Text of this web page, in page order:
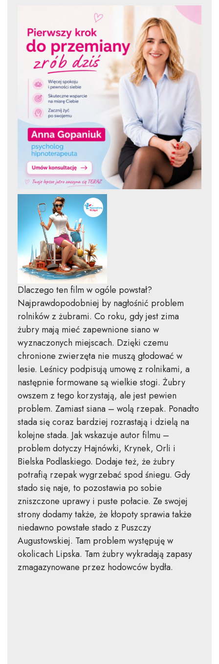
Dlaczego ten film w ogóle powstał?
Najprawdopodobniej by nagłośnić problem
rolników z żubrami. Co roku, gdy jest zima
żubry mają mieć zapewnione siano w
wyznaczonych miejscach. Dzięki czemu
chronione zwierzęta nie muszą głodować w
lesie. Leśnicy podpisują umowę z rolnikami, a
następnie formowane są wielkie stogi. Żubry
owszem z tego korzystają, ale jest pewien
problem. Zamiast siana – wolą rzepak. Ponadto
stada się coraz bardziej rozrastają i dzielą na
kolejne stada. Jak wskazuje autor filmu –
problem dotyczy Hajnówki, Krynek, Orli i
Bielska Podlaskiego. Dodaje też, że żubry
potrafią rzepak wygrzebać spod śniegu. Gdy
stado się naje, to pozostawia po sobie
zniszczone uprawy i puste połacie. Ze swojej
strony dodamy także, że kłopoty sprawia także
niedawno powstałe stado z Puszczy
Augustowskiej. Tam problem występuję w
okolicach Lipska. Tam żubry wykradają zapasy
zmagazynowane przez hodowców bydła.